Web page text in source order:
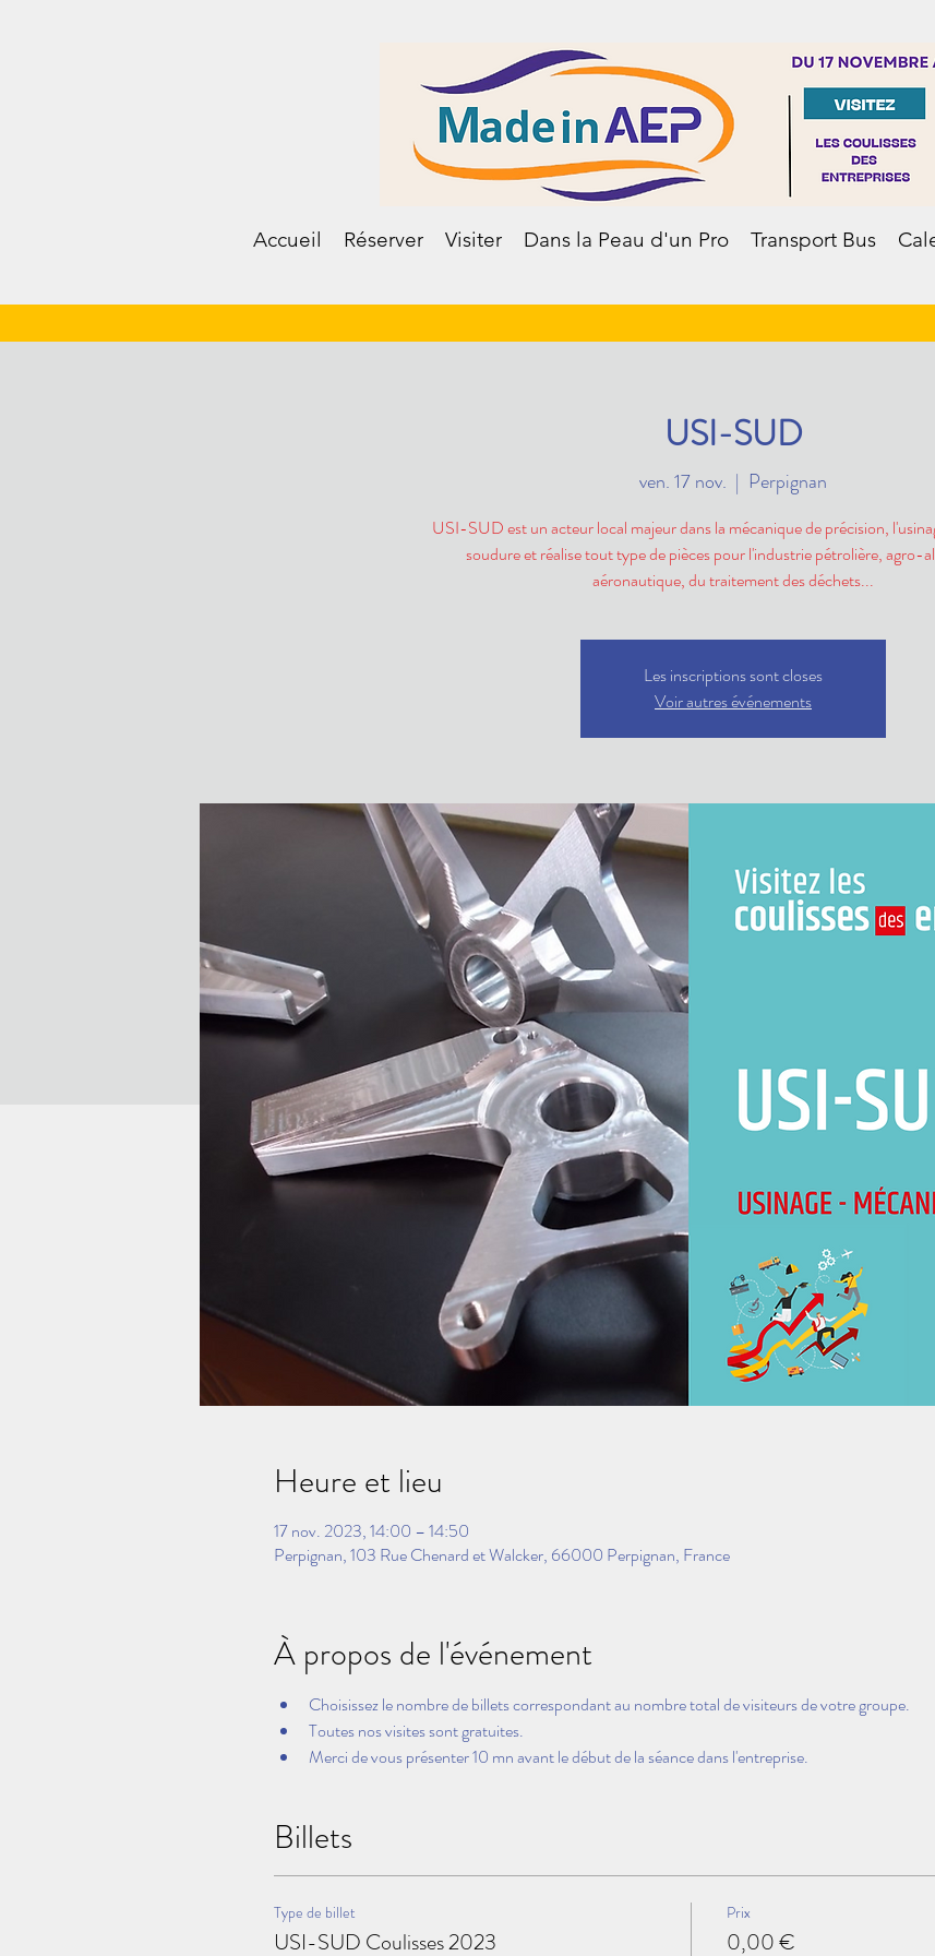
Accueil Réserver Visiter Dans la Peau d'un Pro Transport Bus
USI-SUD
ven. 17 nov.
  |
Perpignan
USI-SUD est un acteur local majeur dans la mécanique de précision,
soudure et réalise tout type de pièces pour l'industrie pétrolière, agro-
aéronautique, du traitement des déchets...
Les inscriptions sont closes
Voir autres événements
Heure et lieu
17 nov. 2023, 14:00 – 14:50
Perpignan, 103 Rue Chenard et Walcker, 66000 Perpignan, France
À propos de l'événement
Choisissez le nombre de billets correspondant au nombre total de visiteurs de votre groupe.
Toutes nos visites sont gratuites.
Merci de vous présenter 10 mn avant le début de la séance dans l'entreprise.
Billets
Type de billet
USI-SUD Coulisses 2023
Prix
0,00 €